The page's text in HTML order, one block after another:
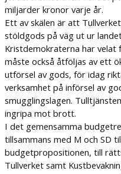
miljarder kronor varje år.
Ett av skälen är att
stöldgods på väg ut ur
Kristdemokraterna har velat
måste också åtföljas av ett
utförsel av gods, för idag
verksamhet på införsel av
smugglingslagen.
ingripa mot brott.
I det gemensamma
tillsammans med M och SD
budgetpropositionen, till
Tullverket samt